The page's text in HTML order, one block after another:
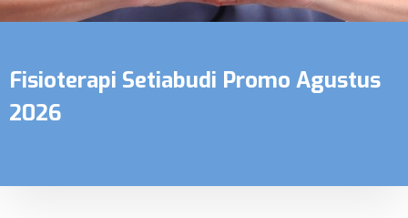
Fisioterapi Setiabudi Promo Agustus
2026